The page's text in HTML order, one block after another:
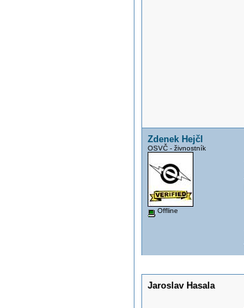
Zdenek Hejčl
OSVČ - živnostník
Offline
Jaroslav Hasala